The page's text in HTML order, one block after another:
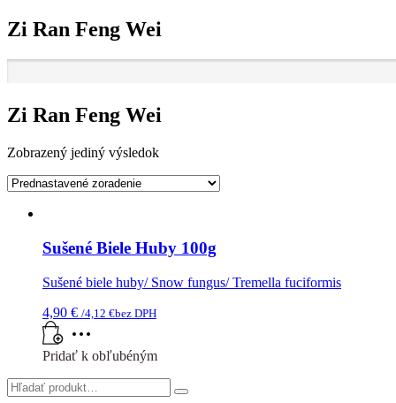
Zi Ran Feng Wei
Zi Ran Feng Wei
Zobrazený jediný výsledok
Sušené Biele Huby 100g
Sušené biele huby/ Snow fungus/ Tremella fuciformis
4,90 € /4,12 €bez DPH
Pridať k obľubéným
Search